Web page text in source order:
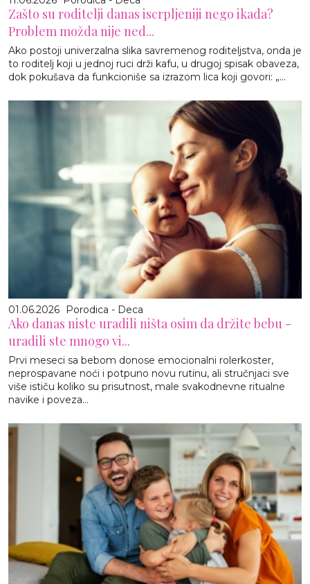
Zašto su roditelji danas iscrpljeniji nego ikada?
Problem možda nije ned...
Ako postoji univerzalna slika savremenog roditeljstva, onda je
to roditelj koji u jednoj ruci drži kafu, u drugoj spisak obaveza,
dok pokušava da funkcioniše sa izrazom lica koji govori: „...
01.06.2026 Porodica - Deca
Ako danas niste uradili ništa osim da držite bebu -
uradili ste mnogo vi...
Prvi meseci sa bebom donose emocionalni rolerkoster,
neprospavane noći i potpuno novu rutinu, ali stručnjaci sve
više ističu koliko su prisutnost, male svakodnevne ritualne
navike i poveza...